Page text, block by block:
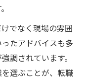
でなく現場の雰囲
たアドバイスも多
調されています。
選ぶことが、転職